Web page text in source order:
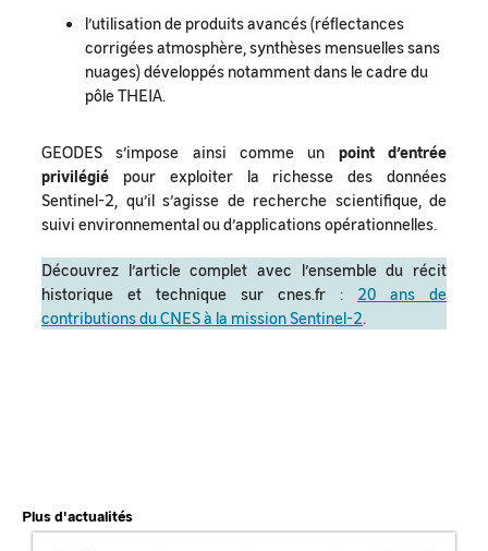
l’utilisation de produits avancés (réflectances
corrigées atmosphère, synthèses mensuelles sans
nuages) développés notamment dans le cadre du
pôle THEIA.
GEODES s’impose ainsi comme un point d’entrée
privilégié pour exploiter la richesse des données
Sentinel-2, qu’il s’agisse de recherche scientifique, de
suivi environnemental ou d’applications opérationnelles.
Découvrez l’article complet avec l’ensemble du récit
historique et technique sur cnes.fr : 20 ans de
contributions du CNES à la mission Sentinel-2.
Plus d'actualités